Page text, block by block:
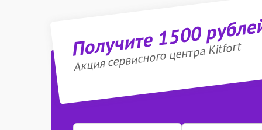
Получите 1500
Акция сервисного центра Kitfort